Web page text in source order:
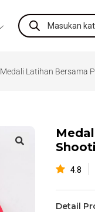
Medali Latihan Bersama
4.8
Detail